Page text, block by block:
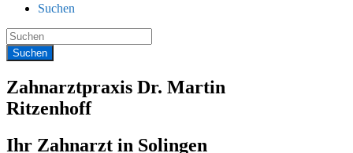
Suchen
Zahnarztpraxis Dr. Martin
Ritzenhoff
Ihr Zahnarzt in Solingen